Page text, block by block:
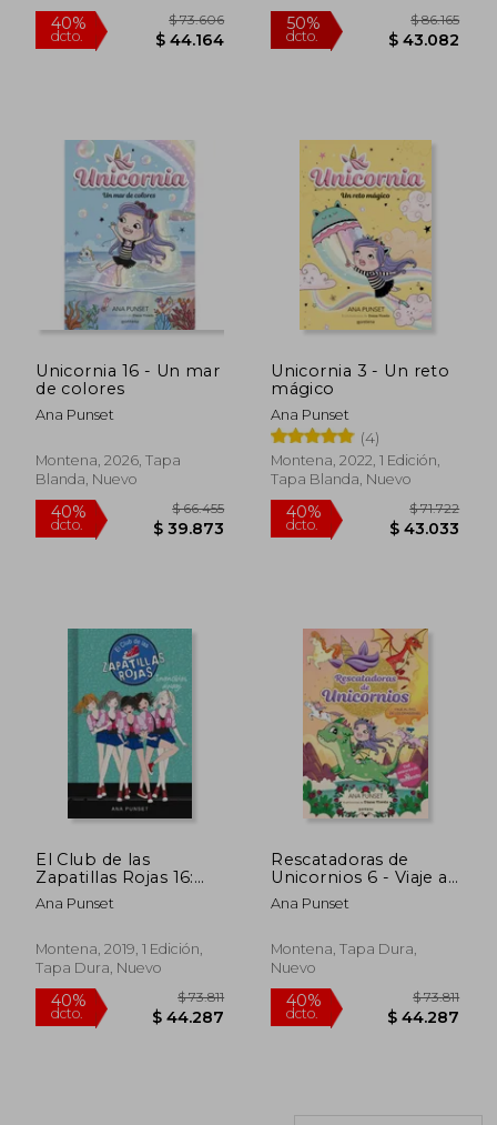
$ 40.731 $
40%
dcto. $ 42.903
40%
dcto.
Unicornia 16 - Un mar
de colores
Ana Punset
Montena, 2026, Tapa
Blanda, Nuevo
Unicornia 3 - Un reto
mágico
Ana Punset
(4)
Montena, 2022, 1 Edición,
Tapa Blanda, Nuevo
El Club de las
Zapatillas Rojas 16:
Invencibles , Always
Ana Punset
Montena, 2019, 1 Edición,
Tapa Dura, Nuevo
Rescatadoras de
Unicornios 6 - Viaje al
País de los Dragones:
Del Universo de
Ana Punset
Montena, Tapa Dura,
Nuevo